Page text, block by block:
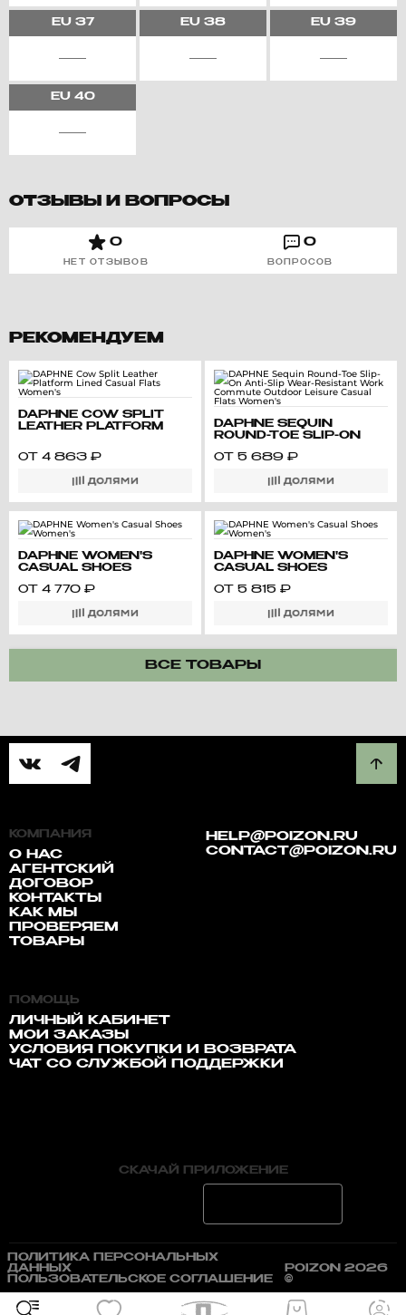
EU37 EU 38 EU 39
EU40
ОТЗЫВЫ И ВОПРОСЫ
0
НЕТ ОТЗЫВОВ
0
ВОПРОСОВ
РЕКОМЕНДУЕМ
DAPHNE COW SPLIT
LEATHER PLATFORM
WOMEN'S
ОТ 4 863 ₽
DAPHNE SEQUIN
ROUND-TOE SLIP-ON
RESISTANT WORK
LEISURE CASUAL FLATS
ОТ 5 689 ₽
DAPHNE WOMEN'S
CASUAL SHOES
ОТ 4 770 ₽
DAPHNE WOMEN'S
CASUAL SHOES
ОТ 5 815 ₽
ВСЕ ТОВАРЫ
КОМПАНИЯ
О НАС
АГЕНТСКИЙ
ДОГОВОР
КОНТАКТЫ
КАК МЫ
ПРОВЕРЯЕМ
ТОВАРЫ
HELP@POIZON.RU
CONTACT@POIZON.RU
ПОМОЩЬ
ЛИЧНЫЙ КАБИНЕТ
МОИ ЗАКАЗЫ
УСЛОВИЯ ПОКУПКИ И ВОЗВРАТА
ЧАТ СО СЛУЖБОЙ ПОДДЕРЖКИ
СКАЧАЙ ПРИЛОЖЕНИЕ
ПОЛИТИКА ПЕРСОНАЛЬНЫХ
ДАННЫХ
ПОЛЬЗОВАТЕЛЬСКОЕ СОГЛАШЕНИЕ
POIZON 2026
©